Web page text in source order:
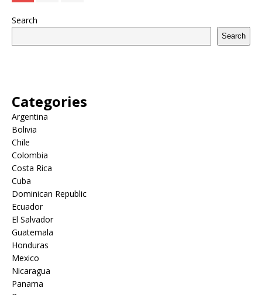
Search
Search
Categories
Argentina
Bolivia
Chile
Colombia
Costa Rica
Cuba
Dominican Republic
Ecuador
El Salvador
Guatemala
Honduras
Mexico
Nicaragua
Panama